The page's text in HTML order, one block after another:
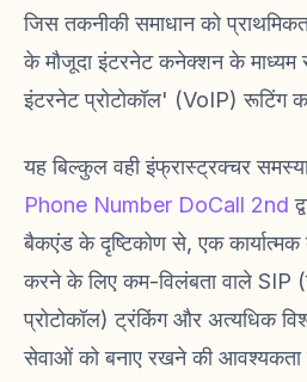
जिस तकनीकी समाधान को
के मौजूदा इंटरनेट कनेक्शन के
इंटरनेट प्रोटोकॉल' (VoIP) रूटिंग
यह बिल्कुल वही इंफ्रास्ट्रक्चर
Phone Number DoCall 2nd
बैकएंड के दृष्टिकोण से, एक कार्यात्मक
करने के लिए कम-विलंबता वाले SIP
प्रोटोकॉल) ट्रंकिंग और अत्यधिक
सेवाओं को बनाए रखने की आवश्यकता